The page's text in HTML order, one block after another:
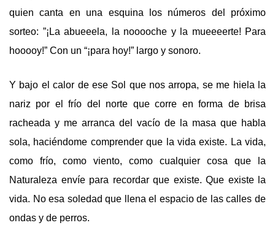
quien canta en una esquina los números del próximo
sorteo: ”¡La abueeela, la nooooche y la mueeeerte! Para
hooooy!” Con un “¡para hoy!” largo y sonoro.
Y bajo el calor de ese Sol que nos arropa, se me hiela la
nariz por el frío del norte que corre en forma de brisa
racheada y me arranca del vacío de la masa que habla
sola, haciéndome comprender que la vida existe. La vida,
como frío, como viento, como cualquier cosa que la
Naturaleza envíe para recordar que existe. Que existe la
vida. No esa soledad que llena el espacio de las calles de
ondas y de perros.